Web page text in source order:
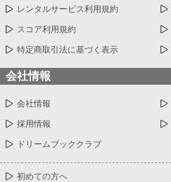
レンタルサービス利用規約
スコア利用規約
特定商取引法に基づく表示
会社情報
会社情報
採用情報
ドリームブッククラブ
初めての方へ